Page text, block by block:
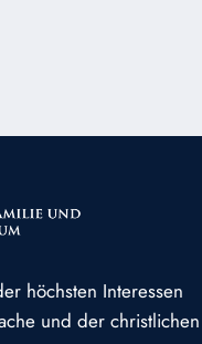
höchsten Interessen
und der